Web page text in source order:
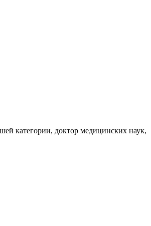
категории, доктор медицинских наук,